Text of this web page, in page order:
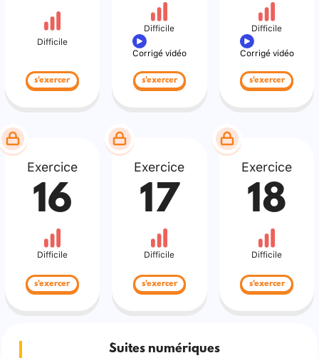
Difficile
s'exercer
Difficile
Corrigé vidéo
s'exercer
Difficile
Corrigé vidéo
s'exercer
Exercice
16
Difficile
s'exercer
Exercice
17
Difficile
s'exercer
Exercice
18
Difficile
s'exercer
Suites numériques